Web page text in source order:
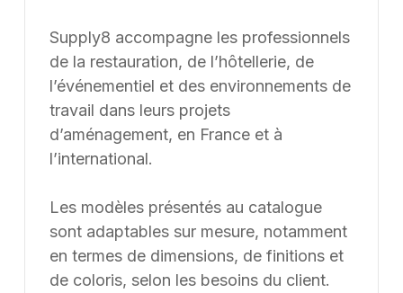
Supply8 accompagne les professionnels
de la restauration, de l’hôtellerie, de
l’événementiel et des environnements de
travail dans leurs projets
d’aménagement, en France et à
l’international.
Les modèles présentés au catalogue
sont adaptables sur mesure, notamment
en termes de dimensions, de finitions et
de coloris, selon les besoins du client.